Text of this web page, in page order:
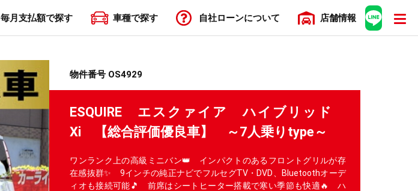
毎月支払額で探す 車種で探す 自社ローンについて 店舗情報
物件番号 OS4929
ESQUIRE エスクァイア ハイブリッド
Xi 【総合評価優良車】 ～7人乗りtype～
ワンランク上の高級ミニバン👑 インパクトのあるフロントグリルが存
在感抜群✨ 9インチの純正ナビでフルセグTV・DVD、Bluetoothオーデ
ィオも接続可能🎵 前席はシートヒーター搭載で寒い季節も快適🔥 ハ